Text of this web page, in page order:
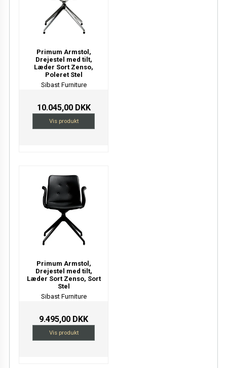
Primum Armstol,
Drejestel med tilt,
Læder Sort Zenso,
Poleret Stel
Sibast Furniture
10.045,00 DKK
Vis produkt
Primum Armstol,
Drejestel med tilt,
Læder Sort Zenso, Sort
Stel
Sibast Furniture
9.495,00 DKK
Vis produkt